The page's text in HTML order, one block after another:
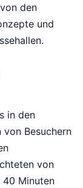
den
und
in den
Besuchern
von
40 Minuten